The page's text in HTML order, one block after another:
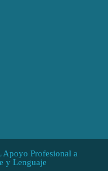
Profesional a
y Lenguaje